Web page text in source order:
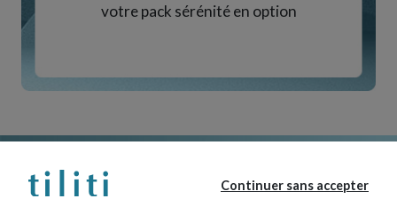
Continuer sans accepter
votre pack sérénité en option